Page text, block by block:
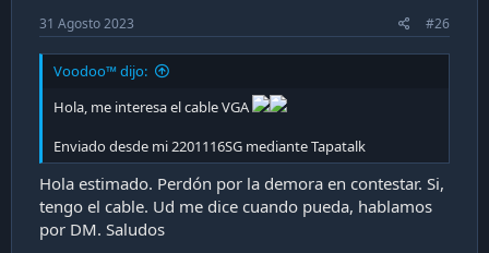
31 Agosto 2023 #26
Voodoo™ dijo:
Hola, me interesa el cable VGA
Enviado desde mi 2201116SG mediante Tapatalk
Hola estimado. Perdón por la demora en contestar. Si,
tengo el cable. Ud me dice cuando pueda, hablamos
por DM. Saludos